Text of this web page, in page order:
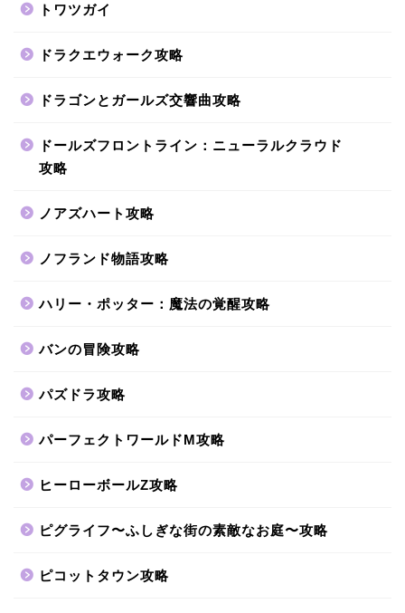
トワツガイ
ドラクエウォーク攻略
ドラゴンとガールズ交響曲攻略
ドールズフロントライン：ニューラルクラウド
攻略
ノアズハート攻略
ノフランド物語攻略
ハリー・ポッター：魔法の覚醒攻略
バンの冒険攻略
パズドラ攻略
パーフェクトワールドM攻略
ヒーローボールZ攻略
ピグライフ〜ふしぎな街の素敵なお庭〜攻略
ピコットタウン攻略